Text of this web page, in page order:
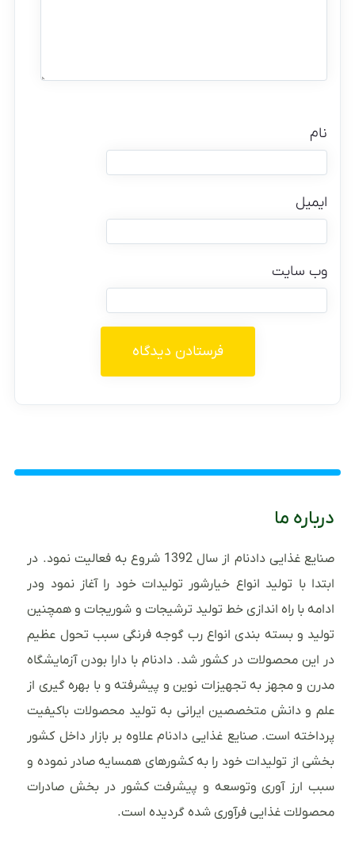
نام
ایمیل
وب‌ سایت
درباره ما
صنایع غذایی دادنام از سال 1392 شروع به فعالیت نمود. در
ابتدا با تولید انواع خیارشور تولیدات خود را آغاز نمود ودر
ادامه با راه اندازی خط تولید ترشیجات و شوریجات و همچنین
تولید و بسته بندی انواع رب گوجه فرنگی سبب تحول عظیم
در این محصولات در کشور شد. دادنام با دارا بودن آزمایشگاه
مدرن و مجهز به تجهیزات نوین و پیشرفته و با بهره گیری از
علم و دانش متخصصین ایرانی به تولید محصولات باکیفیت
پرداخته است. صنایع غذایی دادنام علاوه بر بازار داخل کشور
بخشی از تولیدات خود را به کشورهای همسایه صادر نموده و
سبب ارز آوری وتوسعه و پیشرفت کشور در بخش صادرات
محصولات غذایی فرآوری شده گردیده است.